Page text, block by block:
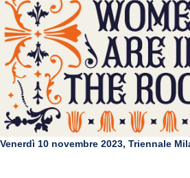
Venerdì 10 novembre 2023, Triennale